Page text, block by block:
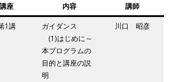
講座 内容 講師
1講
ガイダンス
(1)はじめに～
本プログラムの
目的と講座の説
明
川口 昭彦